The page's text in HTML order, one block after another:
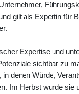
gilt als Expertin für
Expertise und
sichtbar zu
denen Würde,
Im Herbst wurde sie